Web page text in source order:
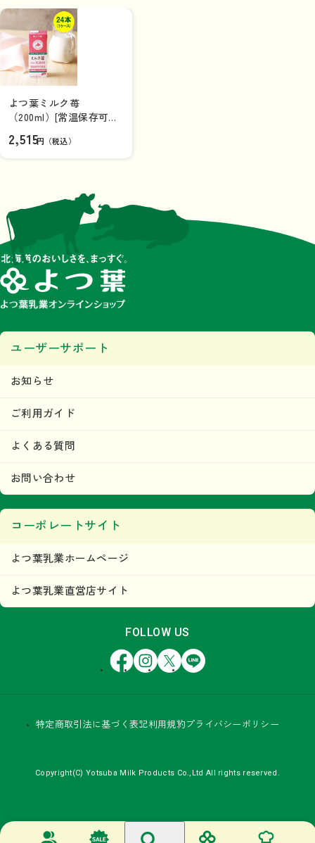
よつ葉ミルク苺
（200ml）[常温保存可能
2,515円（税込）
ユーザーサポート
お知らせ
ご利用ガイド
よくある質問
お問い合わせ
コーポレートサイト
よつ葉乳業ホームページ
よつ葉乳業直営店サイト
FOLLOW US
FacebookInstagram
X LINE
特定商取引法に基づく表記利用規約 プライバシーポリシー
Copyright(C) Yotsuba Milk Products Co.,Ltd All rights reserved.